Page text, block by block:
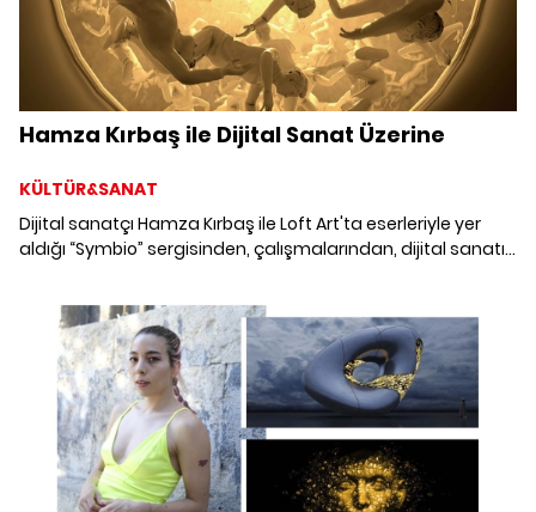
Hamza Kırbaş ile Dijital Sanat Üzerine
KÜLTÜR&SANAT
Dijital sanatçı Hamza Kırbaş ile Loft Art'ta eserleriyle yer
aldığı “Symbio” sergisinden, çalışmalarından, dijital sanatın